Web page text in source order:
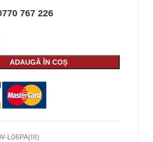
767 226
ADAUGĂ ÎN COȘ
L06PA(III)